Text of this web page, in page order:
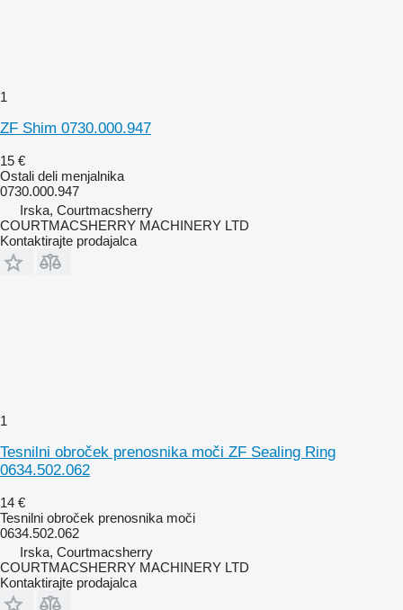
1
ZF Shim 0730.000.947
15 €
Ostali deli menjalnika
0730.000.947
Irska, Courtmacsherry
COURTMACSHERRY MACHINERY LTD
Kontaktirajte prodajalca
1
Tesnilni obroček prenosnika moči ZF Sealing Ring
0634.502.062
14 €
Tesnilni obroček prenosnika moči
0634.502.062
Irska, Courtmacsherry
COURTMACSHERRY MACHINERY LTD
Kontaktirajte prodajalca